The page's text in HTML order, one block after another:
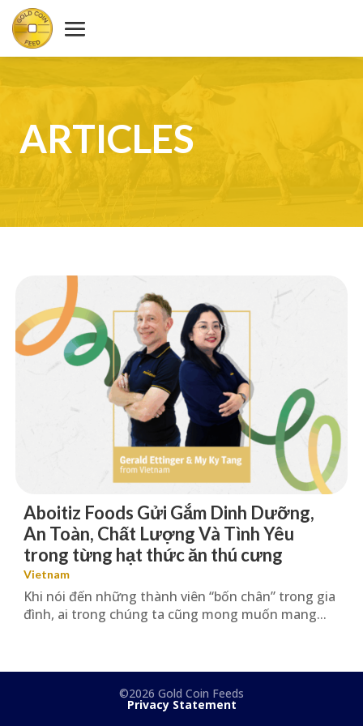
ARTICLES
Vietnam
Aboitiz Foods Gửi Gắm Dinh Dưỡng,
An Toàn, Chất Lượng Và Tình Yêu
trong từng hạt thức ăn thú cưng
Khi nói đến những thành viên “bốn chân” trong gia
đình, ai trong chúng ta cũng mong muốn mang...
©2026 Gold Coin Feeds
Privacy Statement